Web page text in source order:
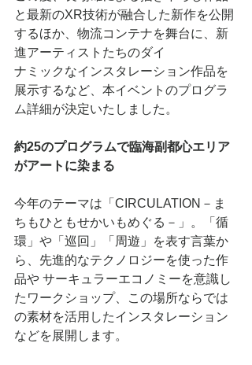
と最新のXR技術が融合した新作を公開
するほか、物流コンテナを舞台に、新
進アーティストたちのダイ
ナミックなインスタレーション作品を
展示するなど、本イベントのプログラ
ム詳細が決定いたしました。
約25のプログラムで臨海副都心エリア
がアートに染まる
今年のテーマは「CIRCULATION－ま
ちもひともせかいもめぐる－」。「循
環」や「巡回」「周遊」を表す言葉か
ら、先進的なテクノロジーを使った作
品や サーキュラーエコノミーを意識し
たワークショップ、この場所ならでは
の素材を活用したインスタレーション
などを展開します。